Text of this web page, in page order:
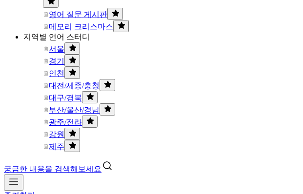
영어 질문 게시판
메모리 크리스마스
지역별 언어 스터디
서울
경기
인천
대전/세종/충청
대구/경북
부산/울산/경남
광주/전라
강원
제주
궁금한 내용을 검색해보세요